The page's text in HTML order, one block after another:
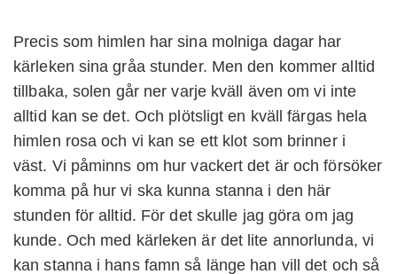
Precis som himlen har sina molniga dagar har
kärleken sina gråa stunder. Men den kommer alltid
tillbaka, solen går ner varje kväll även om vi inte
alltid kan se det. Och plötsligt en kväll färgas hela
himlen rosa och vi kan se ett klot som brinner i
väst. Vi påminns om hur vackert det är och försöker
komma på hur vi ska kunna stanna i den här
stunden för alltid. För det skulle jag göra om jag
kunde. Och med kärleken är det lite annorlunda, vi
kan stanna i hans famn så länge han vill det och så